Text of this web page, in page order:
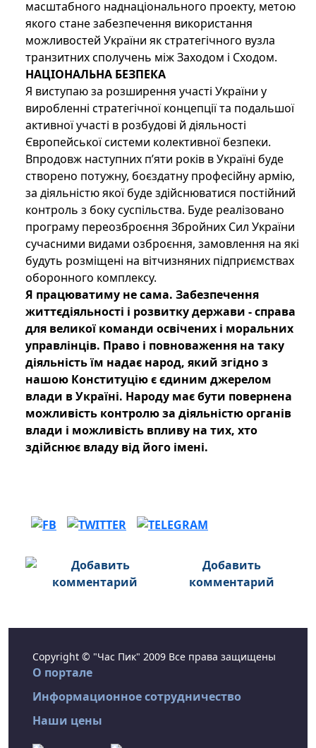
масштабного наднаціонального проекту, метою
якого стане забезпечення використання
можливостей України як стратегічного вузла
транзитних сполучень між Заходом і Сходом.
НАЦІОНАЛЬНА БЕЗПЕКА
Я виступаю за розширення участі України у
виробленні стратегічної концепції та подальшої
активної участі в розбудові й діяльності
Європейської системи колективної безпеки.
Впродовж наступних п’яти років в Україні буде
створено потужну, боєздатну професійну армію,
за діяльністю якої буде здійснюватися постійний
контроль з боку суспільства. Буде реалізовано
програму переозброєння Збройних Сил України
сучасними видами озброєння, замовлення на які
будуть розміщені на вітчизняних підприємствах
оборонного комплексу.
Я працюватиму не сама. Забезпечення
життєдіяльності і розвитку держави - справа
для великої команди освічених і моральних
управлінців. Право і повноваження на таку
діяльність їм надає народ, який згідно з
нашою Конституцію є єдиним джерелом
влади в Україні. Народу має бути повернена
можливість контролю за діяльністю органів
влади і можливість впливу на тих, хто
здійснює владу від його імені.
Добавить
комментарий
Copyright © "Час Пик" 2009 Все права защищены
О портале
Информационное сотрудничество
Наши цены